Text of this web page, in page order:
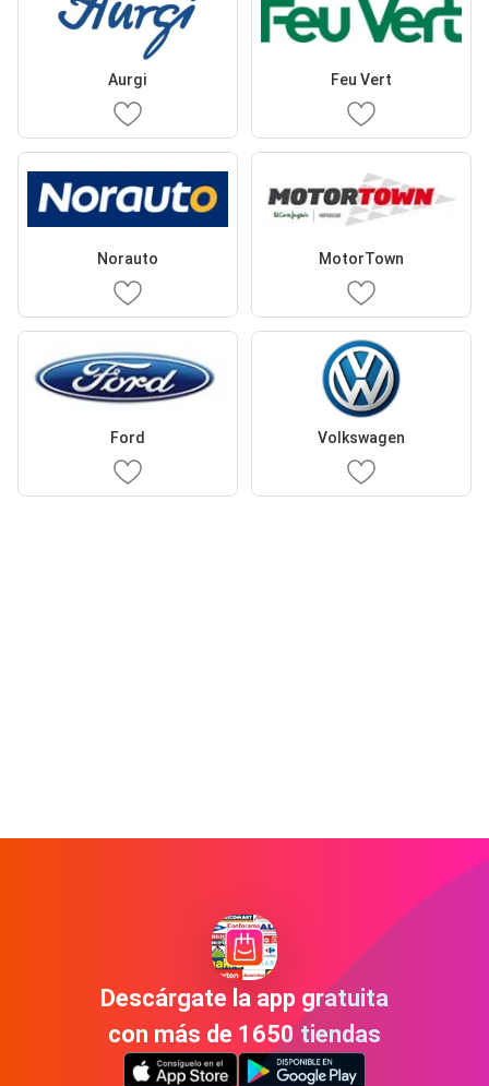
Aurgi Feu Vert
Norauto MotorTown
Ford Volkswagen
Descárgate la app gratuita
con más de 1650 tiendas